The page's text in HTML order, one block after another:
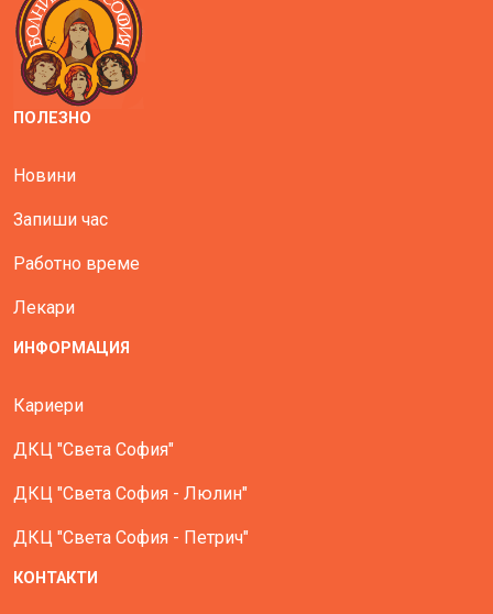
ПОЛЕЗНО
Новини
Запиши час
Работно време
Лекари
ИНФОРМАЦИЯ
Кариери
ДКЦ "Света София"
ДКЦ "Света София - Люлин"
ДКЦ "Света София - Петрич"
КОНТАКТИ